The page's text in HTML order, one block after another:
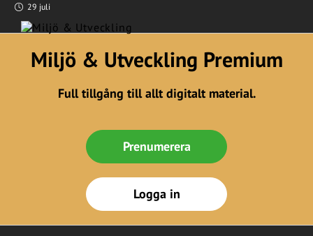
29 juli
Miljö & Utveckling Premium
Full tillgång till allt digitalt material.
Prenumerera
Logga in